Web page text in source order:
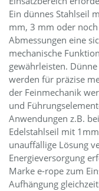
Ein dünnes Stahlseil
mm, 3 mm oder
Abmessungen eine
mechanische
gewährleisten.
werden für präzise
der Feinmechanik
und
Anwendungen z.B.
Edelstahlseil mit
unauffällige Lösung
Energieversorgung
Marke e-rope zum
Aufhängung